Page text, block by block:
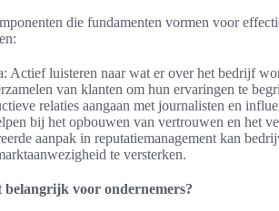
die fundamenten vormen voor
Actief luisteren naar wat er over het bedrijf
van klanten om hun ervaringen te
relaties aangaan met journalisten en
bij het opbouwen van vertrouwen en het
aanpak in reputatiemanagement kan
te versterken.
belangrijk voor ondernemers?